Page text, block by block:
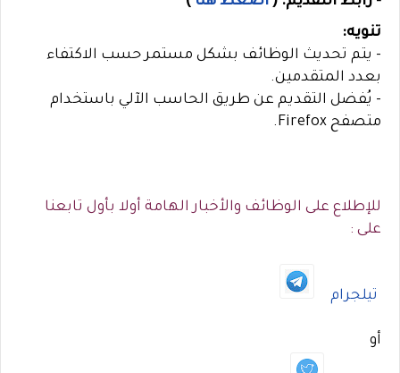
تنويه:
- يتم تحديث الوظائف بشكل مستمر حسب الاكتفاء
بعدد المتقدمين.
- يُفضل التقديم عن طريق الحاسب الآلي باستخدام
متصفح Firefox.
للإطلاع على الوظائف والأخبار الهامة أولا بأول تابعنا
على :
تيلجرام
أو